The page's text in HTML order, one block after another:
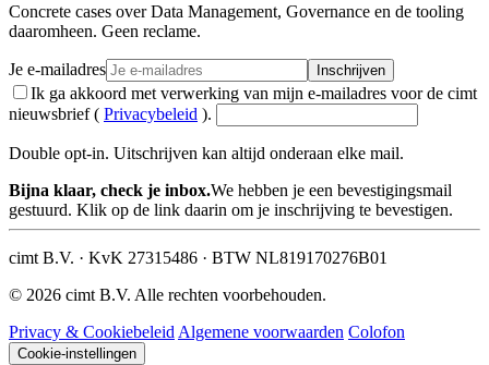
Concrete cases over Data Management, Governance en de tooling
daaromheen. Geen reclame.
Je e-mailadres Inschrijven
Ik ga akkoord met verwerking van mijn e-mailadres voor de cimt
nieuwsbrief ( Privacybeleid ).
Double opt-in. Uitschrijven kan altijd onderaan elke mail.
Bijna klaar, check je inbox.We hebben je een bevestigingsmail
gestuurd. Klik op de link daarin om je inschrijving te bevestigen.
cimt B.V. · KvK 27315486 · BTW NL819170276B01
© 2026 cimt B.V. Alle rechten voorbehouden.
Privacy & Cookiebeleid Algemene voorwaarden Colofon
Cookie-instellingen